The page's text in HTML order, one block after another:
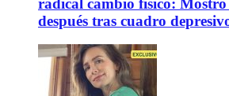
después tras cuadro